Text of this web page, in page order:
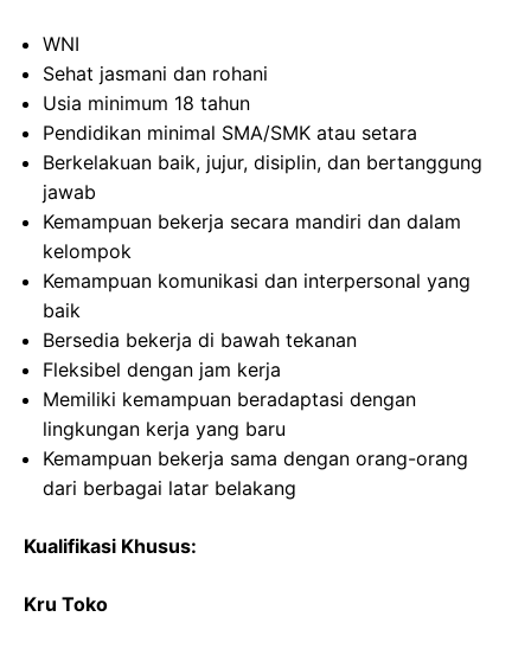
WNI
Sehat jasmani dan rohani
Usia minimum 18 tahun
Pendidikan minimal SMA/SMK atau setara
Berkelakuan baik, jujur, disiplin, dan bertanggung
jawab
Kemampuan bekerja secara mandiri dan dalam
kelompok
Kemampuan komunikasi dan interpersonal yang
baik
Bersedia bekerja di bawah tekanan
Fleksibel dengan jam kerja
Memiliki kemampuan beradaptasi dengan
lingkungan kerja yang baru
Kemampuan bekerja sama dengan orang-orang
dari berbagai latar belakang
Kualifikasi Khusus:
Kru Toko